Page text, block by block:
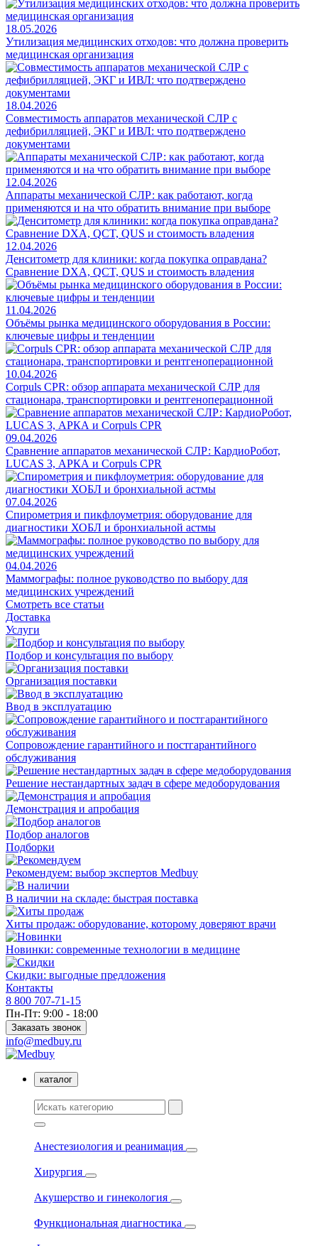
18.05.2026
Утилизация медицинских отходов: что должна проверить
медицинская организация
18.04.2026
Совместимость аппаратов механической СЛР с
дефибрилляцией, ЭКГ и ИВЛ: что подтверждено
документами
12.04.2026
Аппараты механической СЛР: как работают, когда
применяются и на что обратить внимание при выборе
12.04.2026
Денситометр для клиники: когда покупка оправдана?
Сравнение DXA, QCT, QUS и стоимость владения
11.04.2026
Объёмы рынка медицинского оборудования в России:
ключевые цифры и тенденции
10.04.2026
Corpuls CPR: обзор аппарата механической СЛР для
стационара, транспортировки и рентгеноперационной
09.04.2026
Сравнение аппаратов механической СЛР: КардиоРобот,
LUCAS 3, АРКА и Corpuls CPR
07.04.2026
Спирометрия и пикфлоуметрия: оборудование для
диагностики ХОБЛ и бронхиальной астмы
04.04.2026
Маммографы: полное руководство по выбору для
медицинских учреждений
Смотреть все статьи
Доставка
Услуги
Подбор и консультация по выбору
Организация поставки
Ввод в эксплуатацию
Сопровождение гарантийного и постгарантийного
обслуживания
Решение нестандартных задач в сфере медоборудования
Демонстрация и апробация
Подбор аналогов
Подборки
Рекомендуем: выбор экспертов Medbuy
В наличии на складе: быстрая поставка
Хиты продаж: оборудование, которому доверяют врачи
Новинки: современные технологии в медицине
Скидки: выгодные предложения
Контакты
8 800 707-71-15
Пн-Пт: 9:00 - 18:00
Заказать звонок
info@medbuy.ru
каталог
Анестезиология и реанимация
Хирургия
Акушерство и гинекология
Функциональная диагностика